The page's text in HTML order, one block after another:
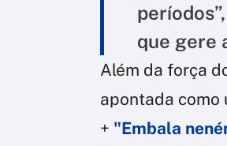
que gere
Além da força
apontada como
+ "Embala